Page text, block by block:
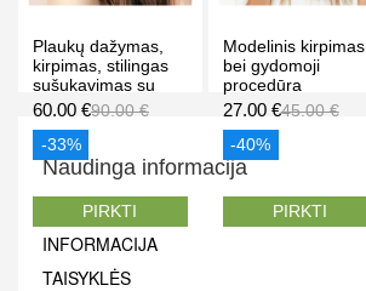
Plaukų dažymas,
kirpimas, stilingas
sušukavimas su
profesionalia
grožio studija"
Vilniuje
60.00 €90.00 €
-33%
PIRKTI
Modelinis kirpimas,
bei gydomoji
procedūra
plaukams "Dalia
Vilniuje
27.00 €45.00 €
-40%
PIRKTI
Naudinga informacija
TEST_SSTI
INFORMACIJA
TAISYKLĖS